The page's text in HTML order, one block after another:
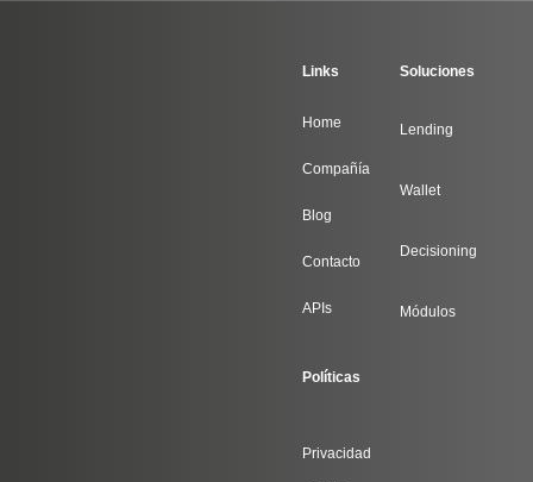
Links
Home
Compañía
Blog
Contacto
APIs
Soluciones
Lending
Wallet
Decisioning
Módulos
Políticas
Privacidad